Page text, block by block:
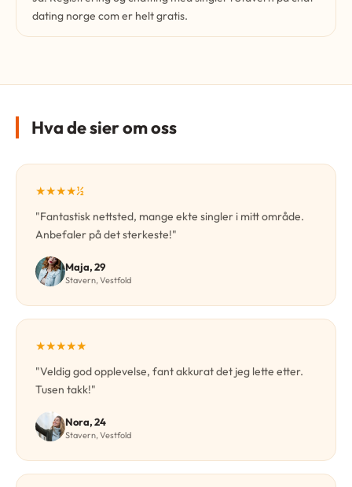
dating norge com er helt gratis.
Hva de sier om oss
★★★★½
"Fantastisk nettsted, mange ekte singler i mitt område.
Anbefaler på det sterkeste!"
Maja, 29
Stavern, Vestfold
★★★★★
"Veldig god opplevelse, fant akkurat det jeg lette etter.
Tusen takk!"
Nora, 24
Stavern, Vestfold